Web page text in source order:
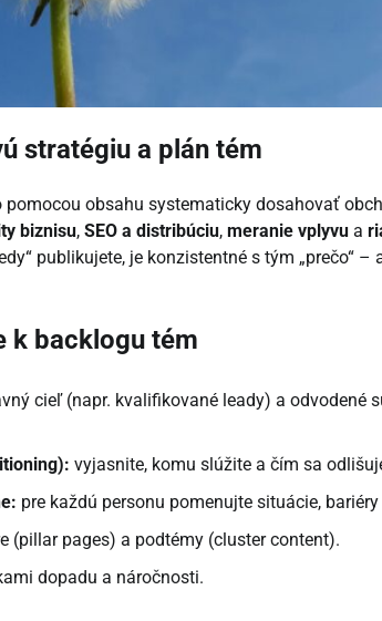
stratégiu a plán tém
obsahu systematicky dosahovať
biznisu, SEO a distribúciu, meranie vplyvu a
publikujete, je konzistentné s tým „prečo“
k backlogu tém
cieľ (napr. kvalifikované leady) a odvodené
vyjasnite, komu slúžite a čím sa
pre každú personu pomenujte situácie,
(pillar pages) a podtémy (cluster content).
dopadu a náročnosti.